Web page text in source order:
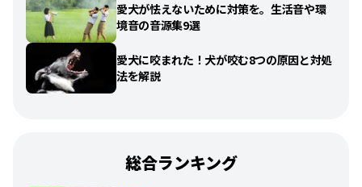
愛犬が怯えないために対策を。生活音や環
境音の音源集9選
愛犬に咬まれた！犬が咬む8つの原因と対処
法を解説
総合ランキング